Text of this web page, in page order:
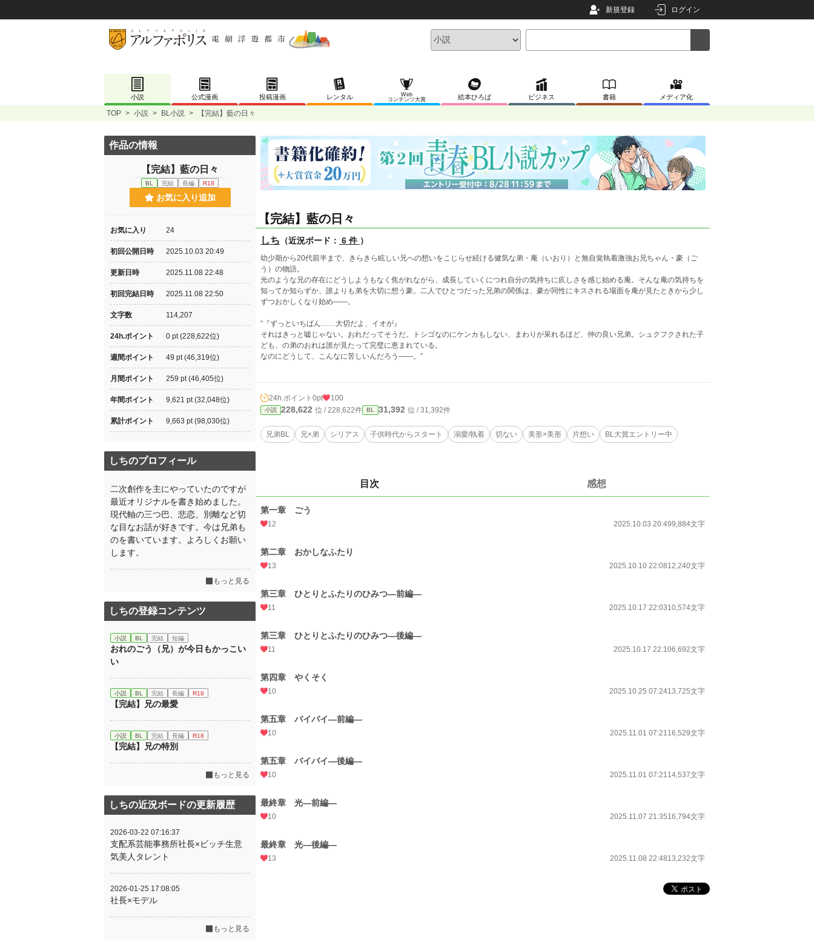
新規登録 ログイン
小説 公式漫画 投稿漫画 レンタル
Web
コンテンツ大賞
絵本ひろば ビジネス 書籍 メディア化
TOP > 小説 > BL小説 > 【完結】藍の日々
【完結】藍の日々
しち （近況ボード： 6 件 ）
幼少期から20代前半まで、きらきら眩しい兄への想いをこじらせ続ける健気な弟・庵（いおり）と無自覚執着激強お兄ちゃん・豪（ご
う）の物語。
光のような兄の存在にどうしようもなく焦がれながら、成長していくにつれ自分の気持ちに疚しさを感じ始める庵。そんな庵の気持ちを
知ってか知らずか、誰よりも弟を大切に想う豪。二人でひとつだった兄弟の関係は、豪が同性にキスされる場面を庵が見たときから少し
ずつおかしくなり始め――。
“『ずっといちばん……大切だよ、イオが』
それはきっと嘘じゃない。おれだってそうだ。トシゴなのにケンカもしない、まわりが呆れるほど、仲の良い兄弟。シュクフクされた子
ども、の弟のおれは誰が見たって完璧に恵まれている。
なのにどうして、こんなに苦しいんだろう――。”
24h.ポイント 0pt 100
小説 228,622 位 / 228,622件 BL 31,392 位 / 31,392件
兄弟BL 兄×弟 シリアス 子供時代からスタート 溺愛/執着 切ない 美形×美形 片想い BL大賞エントリー中
目次 感想
第一章 ごう
12 2025.10.03 20:499,884文字
第二章 おかしなふたり
13 2025.10.10 22:0812,240文字
第三章 ひとりとふたりのひみつ―前編―
11 2025.10.17 22:0310,574文字
第三章 ひとりとふたりのひみつ―後編―
11 2025.10.17 22:106,692文字
第四章 やくそく
10 2025.10.25 07:2413,725文字
第五章 バイバイ―前編―
10 2025.11.01 07:2116,529文字
第五章 バイバイ―後編―
10 2025.11.01 07:2114,537文字
最終章 光―前編―
10 2025.11.07 21:3516,794文字
最終章 光―後編―
13 2025.11.08 22:4813,232文字
作品の情報
【完結】藍の日々
BL 完結 長編 R18
お気に入り追加
お気に入り 24
初回公開日時 2025.10.03 20:49
更新日時 2025.11.08 22:48
初回完結日時 2025.11.08 22:50
文字数 114,207
24h.ポイント 0 pt (228,622位)
週間ポイント 49 pt (46,319位)
月間ポイント 259 pt (46,405位)
年間ポイント 9,621 pt (32,048位)
累計ポイント 9,663 pt (98,030位)
しちのプロフィール
二次創作を主にやっていたのですが
最近オリジナルを書き始めました。
現代軸の三つ巴、悲恋、別離など切
な目なお話が好きです。今は兄弟も
のを書いています。よろしくお願い
します。
もっと見る
しちの登録コンテンツ
小説 BL 完結 短編
おれのごう（兄）が今日もかっこい
い
小説 BL 完結 長編 R18
【完結】兄の最愛
小説 BL 完結 長編 R18
【完結】兄の特別
もっと見る
しちの近況ボードの更新履歴
2026-03-22 07:16:37
支配系芸能事務所社長×ビッチ生意
気美人タレント
2026-01-25 17:08:05
社長×モデル
もっと見る